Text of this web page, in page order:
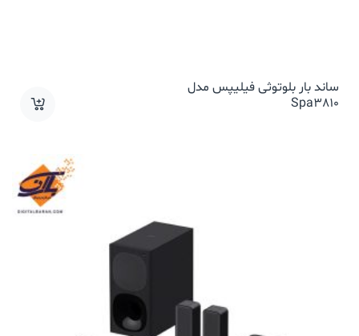
ساند بار بلوتوثی فیلیپس مدل
Spa3810